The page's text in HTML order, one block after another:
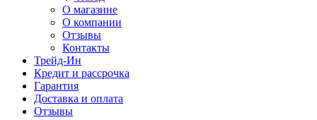
О магазине
О компании
Отзывы
Контакты
Трейд-Ин
Кредит и рассрочка
Гарантия
Доставка и оплата
Отзывы